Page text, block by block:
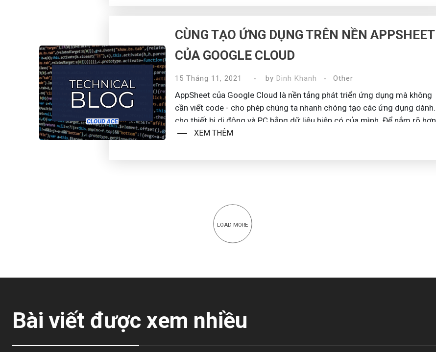
CÙNG TẠO ỨNG DỤNG TRÊN NỀN APPSHEET
CỦA GOOGLE CLOUD
15 Tháng 11, 2021 by Dinh Khanh Other
AppSheet của Google Cloud là nền tảng phát triển ứng dụng mà không
cần viết code - cho phép chúng ta nhanh chóng tạo các ứng dụng dành
cho thiết bị di động và PC bằng dữ liệu hiện có của mình. Để nắm rõ hơn
về nền tảng này chúng ta hãy cùng tạo một ứng dụng cơ bản thông qua
XEM THÊM
LOAD MORE
Bài viết được xem nhiều